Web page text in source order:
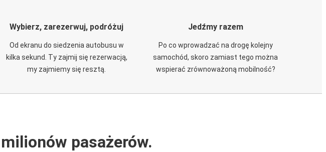
Wybierz, zarezerwuj, podróżuj
Od ekranu do siedzenia autobusu w
kilka sekund. Ty zajmij się rezerwacją,
my zajmiemy się resztą.
Jedźmy razem
Po co wprowadzać na drogę kolejny
samochód, skoro zamiast tego można
wspierać zrównoważoną mobilność?
pasażerów.